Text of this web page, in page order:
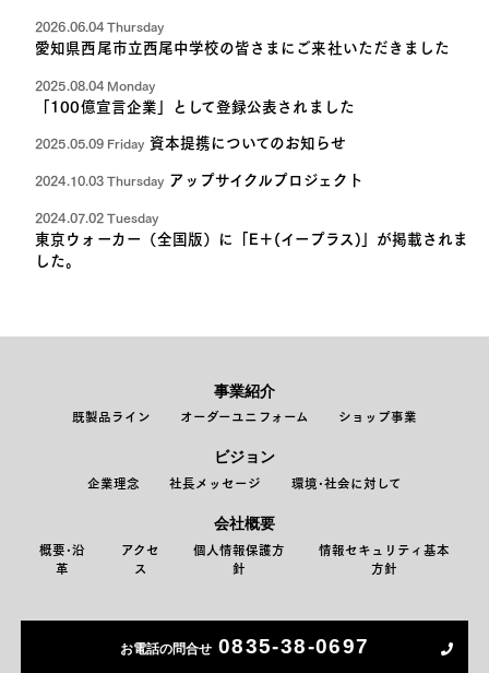
2026.06.04 Thursday
愛知県西尾市立西尾中学校の皆さまにご来社いただきました
2025.08.04 Monday
「100億宣言企業」として登録公表されました
2025.05.09 Friday 資本提携についてのお知らせ
2024.10.03 Thursday アップサイクルプロジェクト
2024.07.02 Tuesday
東京ウォーカー（全国版）に「E＋(イープラス)」が掲載されま
した。
事業紹介
既製品ライン オーダーユニフォーム ショップ事業
ビジョン
企業理念 社長メッセージ 環境･社会に対して
会社概要
概要･沿
革
アクセ
ス
個人情報保護方
針
情報セキュリティ基本
方針
お電話の問合せ0835-38-0697